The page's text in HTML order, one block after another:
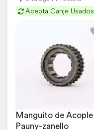
Acepta Canje Usados
Manguito de Acople
Pauny-zanello